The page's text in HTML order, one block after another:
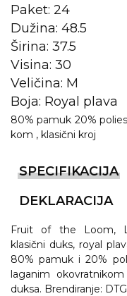
HYGIENIC
OKOVRATNE ID
PRIBOR ZA
NARUKVICE
DOGAĐAJE
ID PLOČICA
TERMOSI
BOCE
TEHNOLOGIJA
KANCELARIJA
KUĆNI SETOVI
Paket: 24
Dužina: 48.5
Širina: 37.5
Visina: 30
Veličina: M
Boja: Royal plava
80% pamuk 20%
kom , klasični kroj
SPECIFIKACIJA
DEKLARACIJA
Fruit of the Loom,
klasični duks, royal
80% pamuk i 20%
laganim
duksa. Brendiranje: